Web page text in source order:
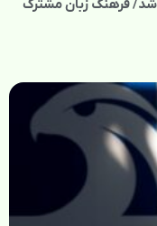
شد/ فرهنگ زبان مشترک